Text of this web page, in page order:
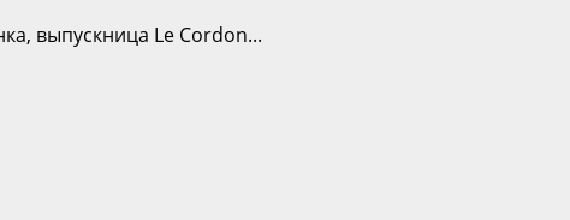
выпускница Le Cordon...